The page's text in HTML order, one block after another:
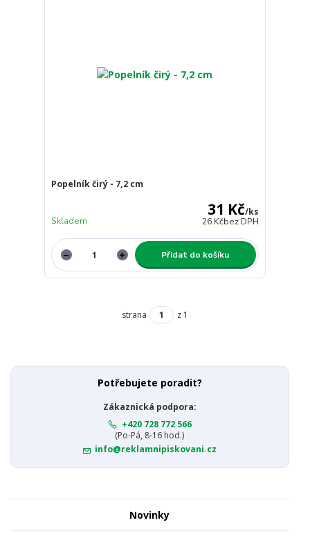
Popelník čirý - 7,2 cm
31 Kč/ks
26 Kčbez DPH
Skladem
Přidat do košíku
strana z 1
Potřebujete poradit?
Zákaznická podpora:
+420 728 772 566
(Po-Pá, 8-16 hod.)
info@reklamnipiskovani.cz
Novinky